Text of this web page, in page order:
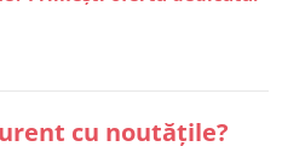
cu noutățile?